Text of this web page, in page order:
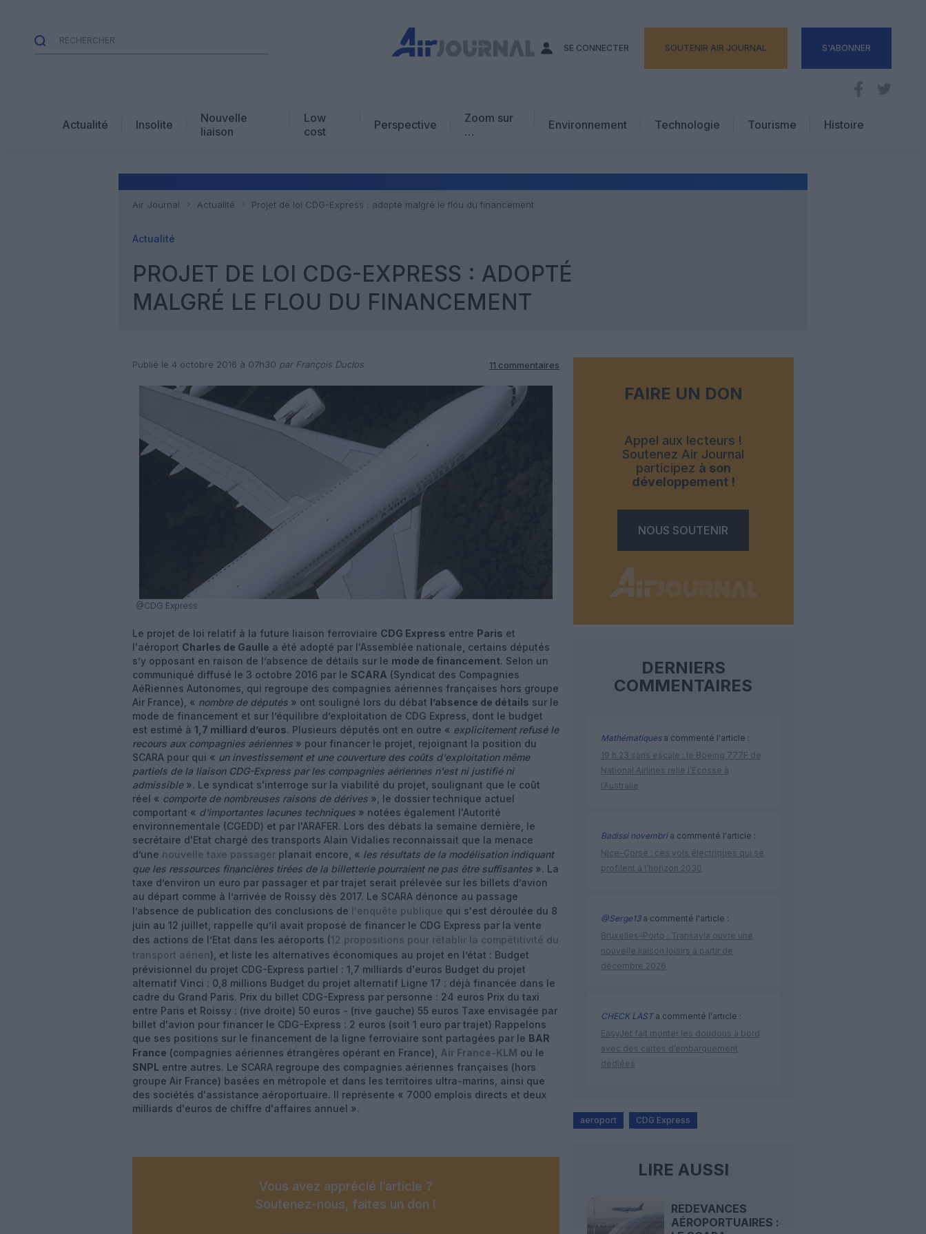
SE CONNECTER SOUTENIR AIR JOURNAL S'ABONNER
Actualité Insolite
Nouvelle
liaison
Low
cost
Perspective
Zoom sur
…
Avis d’expert
Environnement Technologie
Tourisme
Hôtellerie
Histoire
Air Journal Actualité Projet de loi CDG-Express : adopté malgré le flou du financement
Actualité
PROJET DE LOI CDG-EXPRESS : ADOPTÉ
MALGRÉ LE FLOU DU FINANCEMENT
Publié le 4 octobre 2016 à 07h30 par François Duclos 11 commentaires
@CDG Express
Le projet de loi relatif à la future liaison ferroviaire CDG Express entre Paris et
l'aéroport Charles de Gaulle a été adopté par l'Assemblée nationale, certains députés
s’y opposant en raison de l’absence de détails sur le mode de financement. Selon un
communiqué diffusé le 3 octobre 2016 par le SCARA (Syndicat des Compagnies
AéRiennes Autonomes, qui regroupe des compagnies aériennes françaises hors groupe
Air France), « nombre de députés » ont souligné lors du débat l’absence de détails sur le
mode de financement et sur l’équilibre d’exploitation de CDG Express, dont le budget
est estimé à 1,7 milliard d’euros. Plusieurs députés ont en outre « explicitement refusé le
recours aux compagnies aériennes » pour financer le projet, rejoignant la position du
SCARA pour qui « un investissement et une couverture des coûts d'exploitation même
partiels de la liaison CDG-Express par les compagnies aériennes n'est ni justifié ni
admissible». Le syndicat s'interroge sur la viabilité du projet, soulignant que le coût
réel « comporte de nombreuses raisons de dérives », le dossier technique actuel
comportant « d'importantes lacunes techniques » notées également l'Autorité
environnementale (CGEDD) et par l'ARAFER. Lors des débats la semaine dernière, le
secrétaire d'Etat chargé des transports Alain Vidalies reconnaissait que la menace
d’une nouvelle taxe passager planait encore, « les résultats de la modélisation indiquant
que les ressources financières tirées de la billetterie pourraient ne pas être suffisantes ». La
taxe d’environ un euro par passager et par trajet serait prélevée sur les billets d’avion
au départ comme à l’arrivée de Roissy dès 2017. Le SCARA dénonce au passage
l’absence de publication des conclusions de l'enquête publique qui s'est déroulée du 8
juin au 12 juillet, rappelle qu’il avait proposé de financer le CDG Express par la vente
des actions de l’Etat dans les aéroports (12 propositions pour rétablir la compétitivité du
transport aérien), et liste les alternatives économiques au projet en l’état : Budget
prévisionnel du projet CDG-Express partiel : 1,7 milliards d'euros Budget du projet
alternatif Vinci : 0,8 millions Budget du projet alternatif Ligne 17 : déjà financée dans le
cadre du Grand Paris. Prix du billet CDG-Express par personne : 24 euros Prix du taxi
entre Paris et Roissy : (rive droite) 50 euros - (rive gauche) 55 euros Taxe envisagée par
billet d'avion pour financer le CDG-Express : 2 euros (soit 1 euro par trajet) Rappelons
que ses positions sur le financement de la ligne ferroviaire sont partagées par le BAR
France (compagnies aériennes étrangères opérant en France), Air France-KLM ou le
SNPL entre autres. Le SCARA regroupe des compagnies aériennes françaises (hors
groupe Air France) basées en métropole et dans les territoires ultra-marins, ainsi que
des sociétés d'assistance aéroportuaire. Il représente « 7000 emplois directs et deux
milliards d'euros de chiffre d'affaires annuel ».
Vous avez apprécié l’article ?
Soutenez-nous, faites un don !
FAIRE UN DON
Appel aux lecteurs !
Soutenez Air Journal
participez à son
développement !
NOUS SOUTENIR
DERNIERS
COMMENTAIRES
Mathématiquesa commenté l'article :
19 h 23 sans escale : le Boeing 777F de
National Airlines relie l’Écosse à
l’Australie
Badissi novembria commenté l'article :
Nice–Corse : ces vols électriques qui se
profilent à l’horizon 2030
@Serge13a commenté l'article :
Bruxelles–Porto : Transavia ouvre une
nouvelle liaison loisirs à partir de
décembre 2026
CHECK LASTa commenté l'article :
EasyJet fait monter les doudous à bord
avec des cartes d’embarquement
dédiées
aeroport CDG Express
LIRE AUSSI
REDEVANCES
AÉROPORTUAIRES :